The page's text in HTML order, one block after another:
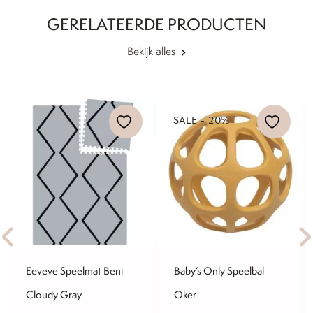
GERELATEERDE PRODUCTEN
Bekijk alles
Eeveve Speelmat Beni
Cloudy Gray
SALE - 20%
Baby’s Only Speelbal
Oker